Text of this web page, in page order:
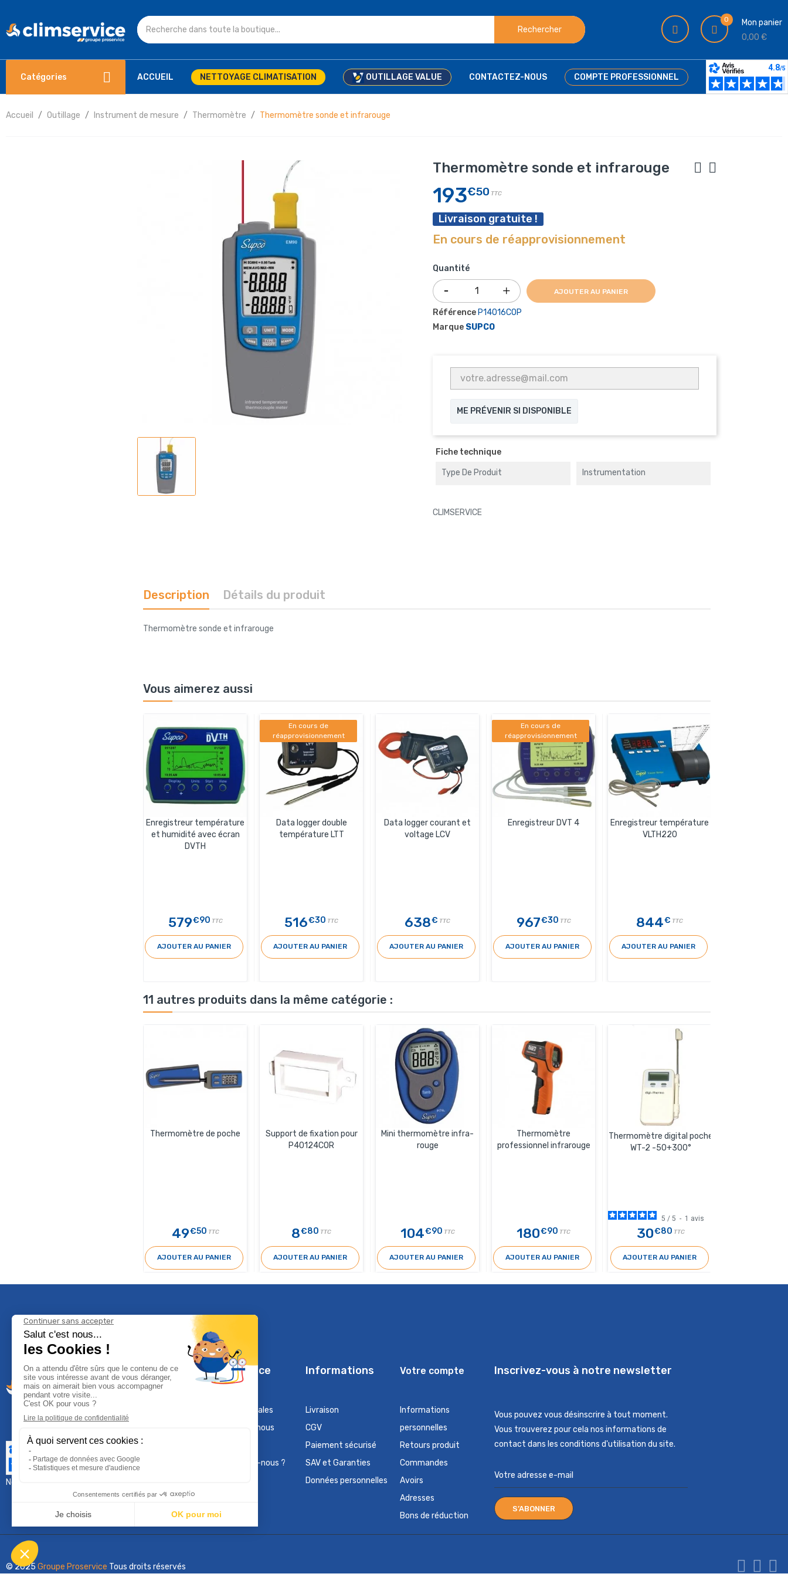
Rechercher
0
Mon panier
0,00 €
Catégories ACCUEIL NETTOYAGE CLIMATISATION OUTILLAGE VALUE CONTACTEZ-NOUS COMPTE PROFESSIONNEL
Accueil Outillage Instrument de mesure Thermomètre Thermomètre sonde et infrarouge
Thermomètre sonde et infrarouge
193€50 TTC
Livraison gratuite !
En cours de réapprovisionnement
Quantité
AJOUTER AU PANIER
Référence P14016COP
Marque SUPCO
ME PRÉVENIR SI DISPONIBLE
Fiche technique
Type De Produit Instrumentation
CLIMSERVICE
Description Détails du produit
Thermomètre sonde et infrarouge
Vous aimerez aussi
Enregistreur température
et humidité avec écran
DVTH
579€90 TTC
AJOUTER AU PANIER
En cours de
réapprovisionnement
Data logger double
température LTT
516€30 TTC
AJOUTER AU PANIER
Data logger courant et
voltage LCV
638€ TTC
AJOUTER AU PANIER
En cours de
réapprovisionnement
Enregistreur DVT 4
967€30 TTC
AJOUTER AU PANIER
Enregistreur température
VLTH220
844€ TTC
AJOUTER AU PANIER
11 autres produits dans la même catégorie :
Thermomètre de poche
49€50 TTC
AJOUTER AU PANIER
Support de fixation pour
P40124COR
8€80 TTC
AJOUTER AU PANIER
Mini thermomètre infra-
rouge
104€90 TTC
AJOUTER AU PANIER
Thermomètre
professionnel infrarouge
180€90 TTC
AJOUTER AU PANIER
Thermomètre digital poche
WT-2 -50+300°
5 / 5 - 1 avis
30€80 TTC
AJOUTER AU PANIER
Nous contacter :
Climservice
Mentions légales
Contactez-nous
Qui sommes-nous ?
Informations
Livraison
CGV
Paiement sécurisé
SAV et Garanties
Données personnelles
Votre compte
Informations
personnelles
Retours produit
Commandes
Avoirs
Adresses
Bons de réduction
Inscrivez-vous à notre newsletter
Vous pouvez vous désinscrire à tout moment.
Vous trouverez pour cela nos informations de
contact dans les conditions d'utilisation du site.
© 2025 Groupe Proservice Tous droits réservés